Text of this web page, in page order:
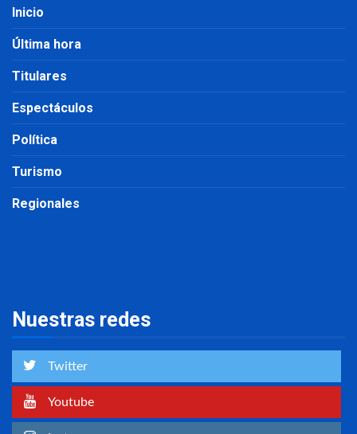
Inicio
Última hora
Titulares
Espectáculos
Política
Turismo
Regionales
Nuestras redes
Twitter
Youtube